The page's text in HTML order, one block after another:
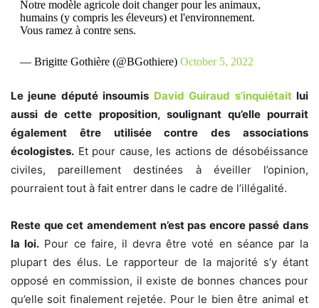
Notre modèle agricole doit changer pour les animaux,
humains (y compris les éleveurs) et l'environnement.
Vous ramez à contre sens.
— Brigitte Gothière (@BGothiere) October 5, 2022
Le jeune député insoumis David Guiraud s’inquiétaitlui
aussi de cette proposition, soulignant qu’elle pourrait
également être utilisée contre des associations
écologistes. Et pour cause, les actions de désobéissance
civiles, pareillement destinées à éveiller l’opinion,
pourraient tout à fait entrer dans le cadre de l’illégalité.
Reste que cet amendement n’est pas encore passé dans
la loi. Pour ce faire, il devra être voté en séance par la
plupart des élus. Le rapporteur de la majorité s’y étant
opposé en commission, il existe de bonnes chances pour
qu’elle soit finalement rejetée. Pour le bien être animal et